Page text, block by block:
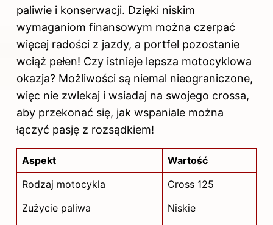
paliwie i konserwacji. Dzięki niskim
wymaganiom finansowym można czerpać
więcej radości z jazdy, a portfel pozostanie
wciąż pełen! Czy istnieje lepsza motocyklowa
okazja? Możliwości są niemal nieograniczone,
więc nie zwlekaj i wsiadaj na swojego crossa,
aby przekonać się, jak wspaniale można
łączyć pasję z rozsądkiem!
Aspekt
Wartość
Rodzaj motocykla
Cross 125
Zużycie paliwa
Niskie